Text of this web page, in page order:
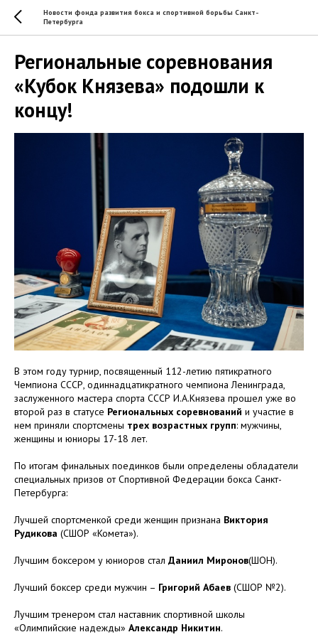
Новости фонда развития бокса и спортивной борьбы Санкт-
Петербурга
Региональные соревнования
«Кубок Князева» подошли к
концу!
В этом году турнир, посвященный 112-летию пятикратного
Чемпиона СССР, одиннадцатикратного чемпиона Ленинграда,
заслуженного мастера спорта СССР И.А.Князева прошел уже во
второй раз в статусе Региональных соревнований и участие в
нем приняли спортсмены трех возрастных групп: мужчины,
женщины и юниоры 17-18 лет.
По итогам финальных поединков были определены обладатели
специальных призов от Спортивной Федерации бокса Санкт-
Петербурга:
Лучшей спортсменкой среди женщин признана Виктория
Рудикова (СШОР «Комета»).
Лучшим боксером у юниоров стал Даниил Миронов(ШОН).
Лучший боксер среди мужчин – Григорий Абаев (СШОР №2).
Лучшим тренером стал наставник спортивной школы
«Олимпийские надежды» Александр Никитин.